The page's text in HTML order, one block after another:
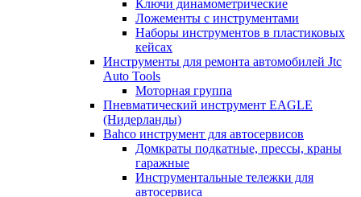
Ключи динамометрические
Ложементы с инструментами
Наборы инструментов в пластиковых
кейсах
Инструменты для ремонта автомобилей Jtc
Auto Tools
Моторная группа
Пневматический инструмент EAGLE
(Нидерланды)
Bahco инструмент для автосервисов
Домкраты подкатные, прессы, краны
гаражные
Инструментальные тележки для
автосервиса